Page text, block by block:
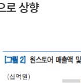
로 상향